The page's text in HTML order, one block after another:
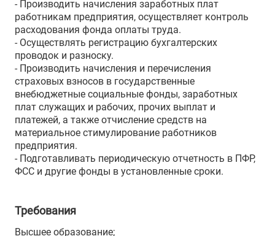
- Производить начисления заработных плат
работникам предприятия, осуществляет контроль
расходования фонда оплаты труда.
- Осуществлять регистрацию бухгалтерских
проводок и разноску.
- Производить начисления и перечисления
страховых взносов в государственные
внебюджетные социальные фонды, заработных
плат служащих и рабочих, прочих выплат и
платежей, а также отчисление средств на
материальное стимулирование работников
предприятия.
- Подготавливать периодическую отчетность в ПФР,
ФСС и другие фонды в установленные сроки.
Требования
Высшее образование;